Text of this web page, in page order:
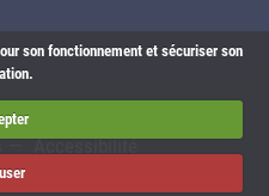
son fonctionnement et sécuriser son
utiles
Accessibilité
Réalisation :